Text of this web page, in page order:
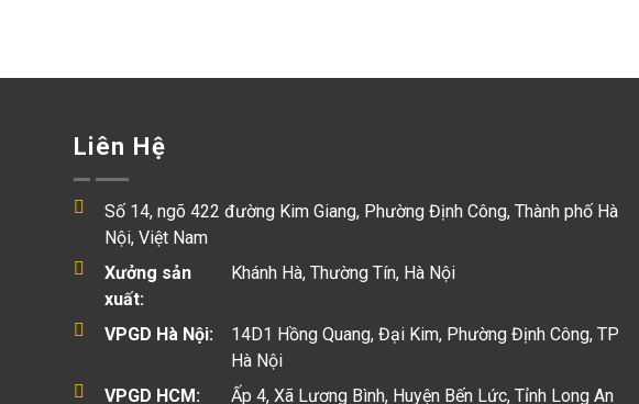
Liên Hệ
Số 14, ngõ 422 đường Kim Giang, Phường Định Công, Thành phố Hà
Nội, Việt Nam
Xưởng sản
xuất:
Khánh Hà, Thường Tín, Hà Nội
VPGD Hà Nội:
14D1 Hồng Quang, Đại Kim, Phường Định Công, TP
Hà Nội
VPGD HCM:
Ấp 4, Xã Lương Bình, Huyện Bến Lức, Tỉnh Long An